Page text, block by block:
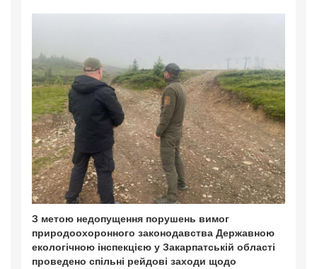
З метою недопущення порушень вимог
природоохоронного законодавства Державною
екологічною інспекцією у Закарпатській області
проведено спільні рейдові заходи щодо